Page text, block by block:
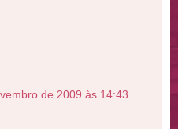
de 2009 às 14:43